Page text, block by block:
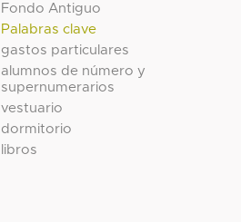
Fondo Antiguo
Palabras clave
gastos particulares
alumnos de número y
supernumerarios
vestuario
dormitorio
libros